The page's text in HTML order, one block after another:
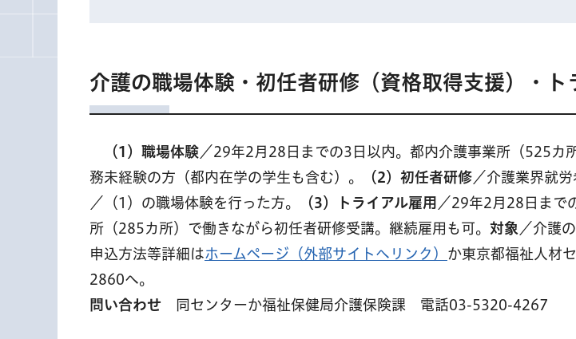
介護の職場体験・初任者研修（資格取得支援）・ト
（1）職場体験 ／29年2月28日までの3日以内。都内介護事業所（525カ
務未経験の方（都内在学の学生も含む）。
（2）初任者研修 ／介護業界就
／（1）の職場体験を行った方。
（3）トライアル雇用 ／29年2月28日まで
所（285カ所）で働きながら初任者研修受講。継続雇用も可。 対象 ／介護
申込方法等詳細はホームページ（外部サイトへリンク） か東京都福祉人材
2860へ。
問い合わせ 同センターか福祉保健局介護保険課 電話03-5320-4267